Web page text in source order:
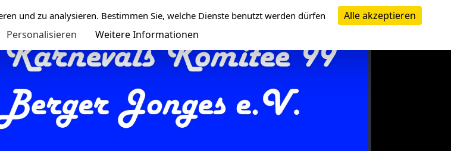
und zu analysieren. Bestimmen Sie, welche Dienste benutzt werden dürfen
Alle akzeptieren
Personalisieren Weitere Informationen